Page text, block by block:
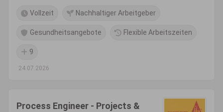
Vollzeit Nachhaltiger Arbeitgeber
Gesundheitsangebote Flexible Arbeitszeiten
9
24.07.2026
Process Engineer - Projects &